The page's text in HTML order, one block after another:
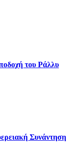
του Ράλλυ
Συνάντηση